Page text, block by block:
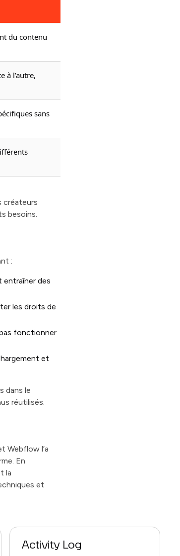
du contenu
à l’autre,
sans
créateurs
besoins.
:
entraîner des
les droits de
fonctionner
et
dans le
réutilisés.
Webflow l’a
En
la
et
Activity Log